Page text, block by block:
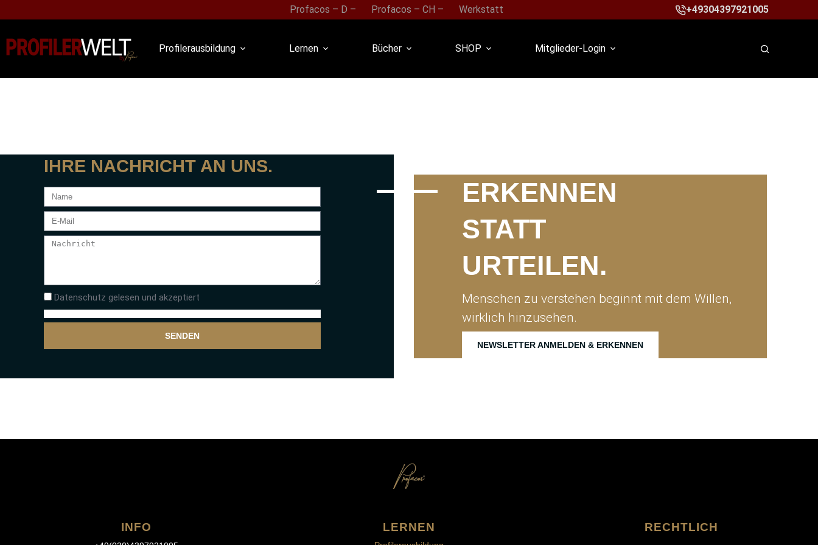
Profacos – D – Profacos – CH – Werkstatt +49304397921005
Profilerausbildung Lernen Bücher SHOP Mitglieder-Login
IHRE NACHRICHT AN UNS.
Datenschutz gelesen und akzeptiert
SENDEN
ERKENNEN
STATT
URTEILEN.
Menschen zu verstehen beginnt mit dem Willen,
wirklich hinzusehen.
NEWSLETTER ANMELDEN & ERKENNEN
INFO LERNEN RECHTLICH